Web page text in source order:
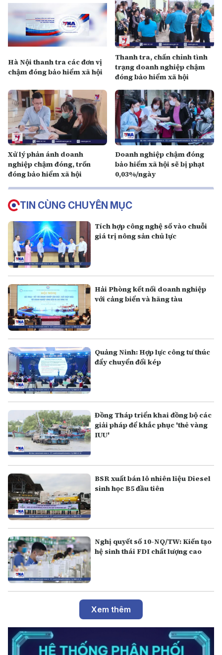
Hà Nội thanh tra các đơn vị
chậm đóng bảo hiểm xã hội
Thanh tra, chấn chỉnh tình
trạng doanh nghiệp chậm
đóng bảo hiểm xã hội
Xử lý phản ánh doanh
nghiệp chậm đóng, trốn
đóng bảo hiểm xã hội
Doanh nghiệp chậm đóng
bảo hiểm xã hội sẽ bị phạt
0,03%/ngày
TIN CÙNG CHUYÊN MỤC
Tích hợp công nghệ số vào chuỗi
giá trị nông sản chủ lực
Hải Phòng kết nối doanh nghiệp
với cảng biển và hãng tàu
Quảng Ninh: Hợp lực công tư thúc
đẩy chuyển đổi kép
Đồng Tháp triển khai đồng bộ các
giải pháp để khắc phục 'thẻ vàng
IUU'
BSR xuất bán lô nhiên liệu Diesel
sinh học B5 đầu tiên
Nghị quyết số 10-NQ/TW: Kiến tạo
hệ sinh thái FDI chất lượng cao
Xem thêm